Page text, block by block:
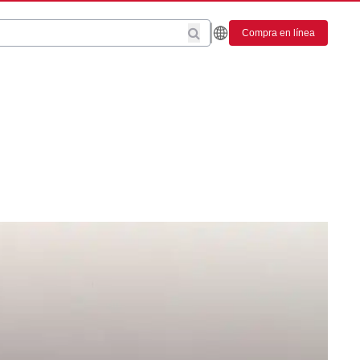
Compra en línea